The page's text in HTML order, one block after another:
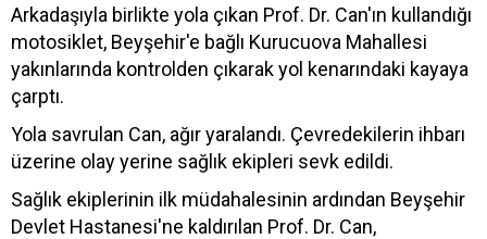
Arkadaşıyla birlikte yola çıkan Prof. Dr. Can'ın kullandığı
motosiklet, Beyşehir'e bağlı Kurucuova Mahallesi
yakınlarında kontrolden çıkarak yol kenarındaki kayaya
çarptı.
Yola savrulan Can, ağır yaralandı. Çevredekilerin ihbarı
üzerine olay yerine sağlık ekipleri sevk edildi.
Sağlık ekiplerinin ilk müdahalesinin ardından Beyşehir
Devlet Hastanesi'ne kaldırılan Prof. Dr. Can,